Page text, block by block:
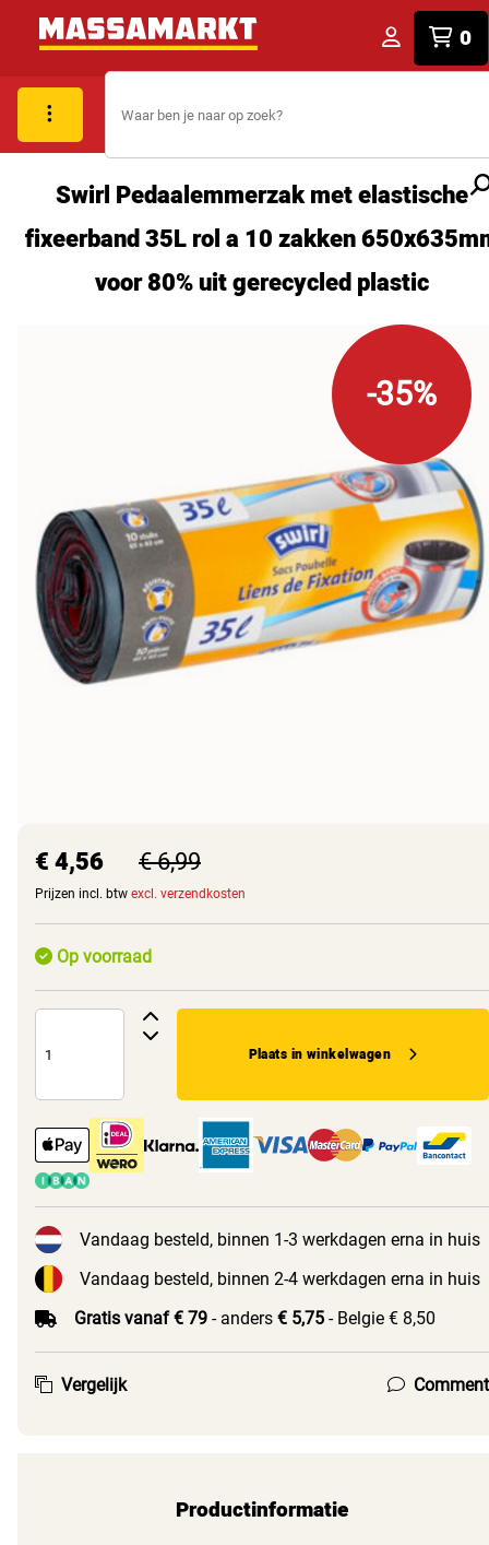
0
Swirl Pedaalemmerzak met elastische
fixeerband 35L rol a 10 zakken
voor 80% uit gerecycled plastic
-35%
€ 4,56 € 6,99
Prijzen incl. btw excl. verzendkosten
Op voorraad
Plaats in winkelwagen
Vandaag besteld, binnen 1-3 werkdagen erna in huis
Vandaag besteld, binnen 2-4 werkdagen erna in huis
Gratis vanaf € 79 - anders € 5,75 - Belgie € 8,50
Vergelijk Comment
Productinformatie